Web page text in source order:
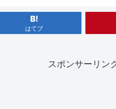
はてブ
スポンサーリン